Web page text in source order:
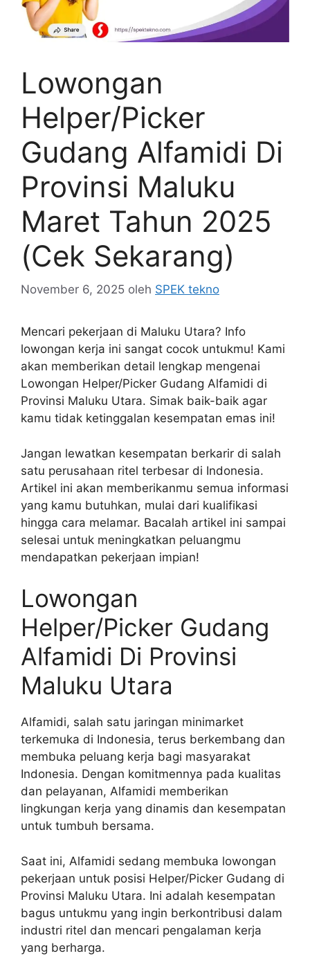
Lowongan
Helper/Picker
Gudang Alfamidi Di
Provinsi Maluku
Maret Tahun 2025
(Cek Sekarang)
November 6, 2025 oleh SPEK tekno
Mencari pekerjaan di Maluku Utara? Info
lowongan kerja ini sangat cocok untukmu! Kami
akan memberikan detail lengkap mengenai
Lowongan Helper/Picker Gudang Alfamidi di
Provinsi Maluku Utara. Simak baik-baik agar
kamu tidak ketinggalan kesempatan emas ini!
Jangan lewatkan kesempatan berkarir di salah
satu perusahaan ritel terbesar di Indonesia.
Artikel ini akan memberikanmu semua informasi
yang kamu butuhkan, mulai dari kualifikasi
hingga cara melamar. Bacalah artikel ini sampai
selesai untuk meningkatkan peluangmu
mendapatkan pekerjaan impian!
Lowongan
Helper/Picker Gudang
Alfamidi Di Provinsi
Maluku Utara
Alfamidi, salah satu jaringan minimarket
terkemuka di Indonesia, terus berkembang dan
membuka peluang kerja bagi masyarakat
Indonesia. Dengan komitmennya pada kualitas
dan pelayanan, Alfamidi memberikan
lingkungan kerja yang dinamis dan kesempatan
untuk tumbuh bersama.
Saat ini, Alfamidi sedang membuka lowongan
pekerjaan untuk posisi Helper/Picker Gudang di
Provinsi Maluku Utara. Ini adalah kesempatan
bagus untukmu yang ingin berkontribusi dalam
industri ritel dan mencari pengalaman kerja
yang berharga.